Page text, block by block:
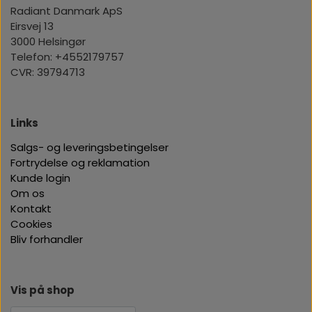
Radiant Danmark ApS
Eirsvej 13
3000 Helsingør
Telefon: +4552179757
CVR: 39794713
Links
Salgs- og leveringsbetingelser
Fortrydelse og reklamation
Kunde login
Om os
Kontakt
Cookies
Bliv forhandler
Vis på shop